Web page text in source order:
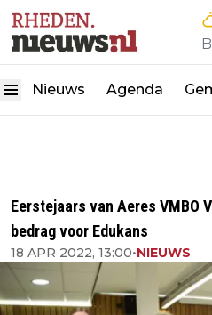
Nieuws Agenda
Eerstejaars van Aeres VMBO
bedrag voor Edukans
18 APR 2022, 13:00•NIEUWS